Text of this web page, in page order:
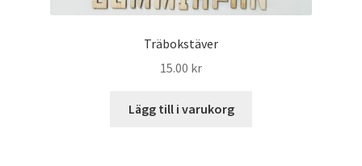
Träbokstäver
15.00 kr
Lägg till i varukorg